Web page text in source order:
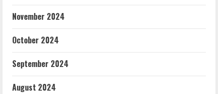
November 2024
October 2024
September 2024
August 2024